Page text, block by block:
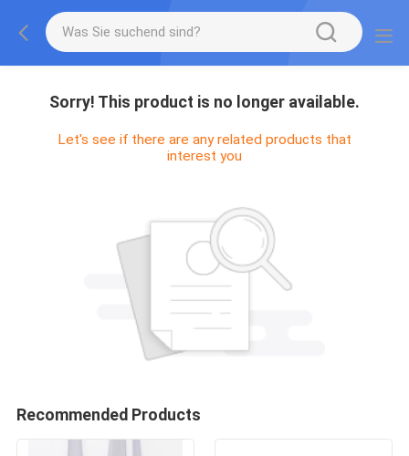
Sorry! This product is no longer available.
Let's see if there are any related products that
interest you
Recommended Products